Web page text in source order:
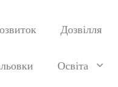
Дозвілля
Освіта